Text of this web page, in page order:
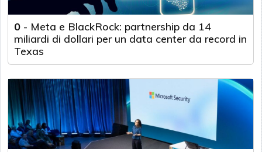
0 - Meta e BlackRock: partnership da 14
miliardi di dollari per un data center da record in
Texas